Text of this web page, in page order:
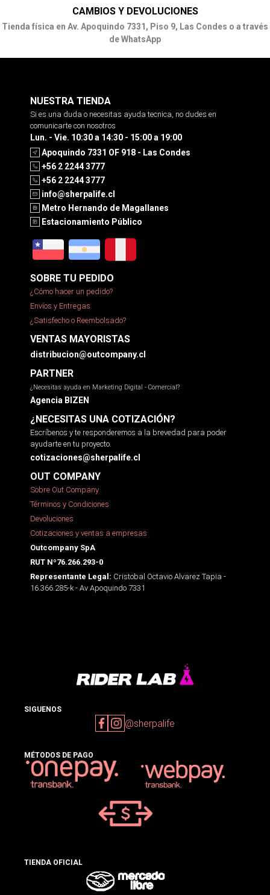
CAMBIOS Y DEVOLUCIONES
Tienda física en Av. Apoquindo 7331, Piso 9, Las Condes o a través
de WhatsApp
NUESTRA TIENDA
Si es una duda o necesitas ayuda tecnica, no dudes en
comunicarte con nosotros
Lun. - Vie. 10:30 a 14:30 - 15:00 a 19:00
Apoquindo 7331 OF 918 - Las Condes
+56 2 2244 3777
+56 2 2244 3777
info@sherpalife.cl
Metro Hernando de Magallanes
Estacionamiento Público
SOBRE TU PEDIDO
¿Cómo hacer un pedido?
Envíos y Entregas
¿Satisfecho o Reembolsado?
VENTAS MAYORISTAS
distribucion@outcompany.cl
PARTNER
¿Necesitas ayuda en Marketing Digital - Comercial?
Agencia BIZEN
¿NECESITAS UNA COTIZACIÓN?
Escríbenos y te responderemos a la brevedad para poder
ayudarte en tu proyecto.
cotizaciones@sherpalife.cl
OUT COMPANY
Sobre Out Company
Términos y Condiciones
Devoluciones
Cotizaciones y ventas a empresas
Outcompany SpA
RUT Nº76.266.293-0
Representante Legal: Cristobal Octavio Alvarez Tapia -
16.366.285-k - Av Apoquindo 7331
SIGUENOS
@sherpalife
MÉTODOS DE PAGO
TIENDA OFICIAL